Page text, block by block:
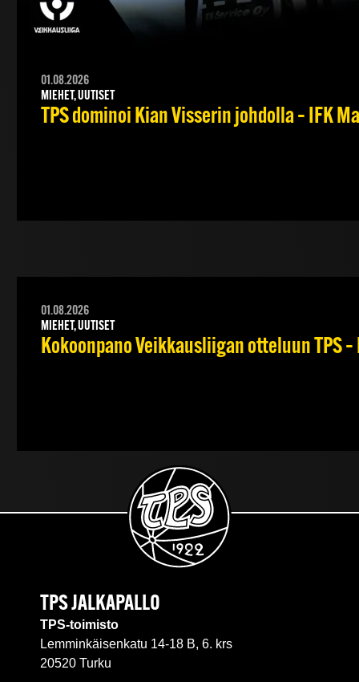
01.08.2026
MIEHET, UUTISET
TPS dominoi Kian Visserin johdolla – IFK
01.08.2026
MIEHET, UUTISET
Kokoonpano Veikkausliigan otteluun TPS
TPS JALKAPALLO
TPS-toimisto
Lemminkäisenkatu 14-18 B, 6. krs
20520 Turku